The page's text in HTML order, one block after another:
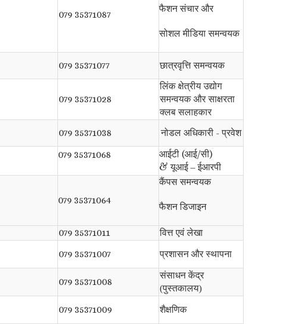
079 35371087
फैशन संचार और
सोशल मीडिया समन्वयक
079 35371077 छात्रवृत्ति समन्वयक
079 35371028
लिंक क्षेत्रीय उद्योग
समन्वयक और साक्षरता
क्लब सलाहकार
079 35371038 नोडल अधिकारी - प्रवेश
079 35371068
आईटी (आई/सी)
&यूआई – ईआरपी
079 35371064
कैंपस समन्वयक
फैशन डिजाइन
079 35371011 वित्त एवं लेखा
079 35371007 प्रशासन और स्थापना
079 35371008
संसाधन केंद्र
(पुस्तकालय)
079 35371009 शैक्षणिक